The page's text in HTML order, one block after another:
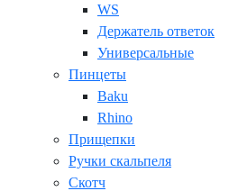
WS
Держатель ответок
Универсальные
Пинцеты
Baku
Rhino
Прищепки
Ручки скальпеля
Скотч